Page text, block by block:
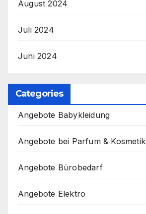
August 2024
Juli 2024
Juni 2024
Categories
Angebote Babykleidung
Angebote bei Parfum & Kosmetik
Angebote Bürobedarf
Angebote Elektro